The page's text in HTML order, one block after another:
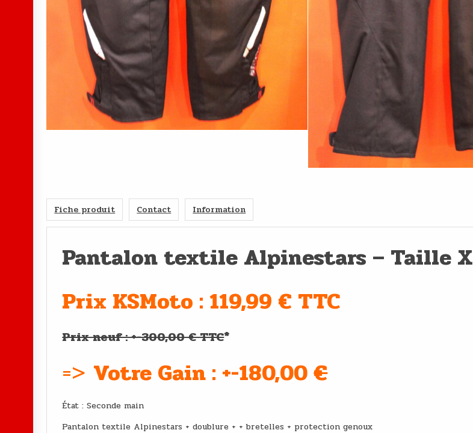
Fiche produit Contact Information
Pantalon textile Alpinestars – Taille X
Prix KSMoto : 119,99 € TTC
Prix neuf : +-300,00 € TTC*
=> Votre Gain : +-180,00€
État : Seconde main
Pantalon textile Alpinestars + doublure + + bretelles + protection genoux